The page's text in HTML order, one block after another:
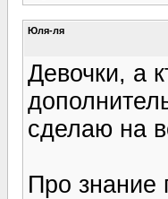
Юля-ля
Девочки, а
сделаю на
Про знание